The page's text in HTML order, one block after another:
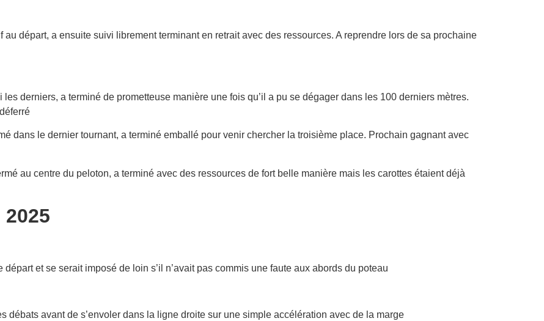
au départ, a ensuite suivi librement terminant en retrait avec des ressources. A reprendre lors de sa prochaine
les derniers, a terminé de prometteuse manière une fois qu’il a pu se dégager dans les 100 derniers mètres.
dans le dernier tournant, a terminé emballé pour venir chercher la troisième place. Prochain gagnant avec
au centre du peloton, a terminé avec des ressources de fort belle manière mais les carottes étaient déjà
départ et se serait imposé de loin s’il n’avait pas commis une faute aux abords du poteau
débats avant de s’envoler dans la ligne droite sur une simple accélération avec de la marge